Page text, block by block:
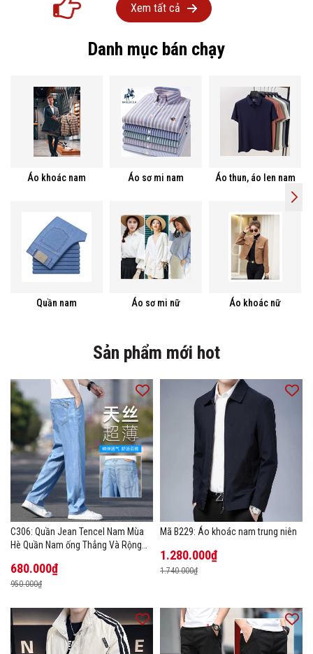
Xem tất cả
Danh mục bán chạy
Áo khoác nam Áo sơ mi nam Áo thun, áo len nam
Quần nam Áo sơ mi nữ Áo khoác nữ
Sản phẩm mới hot
C306: Quần Jean Tencel Nam Mùa
Hè Quần Nam ống Thẳng Và Rộng
680.000₫
950.000₫
Mã B229: Áo khoác nam trung niên
1.280.000₫
1.740.000₫